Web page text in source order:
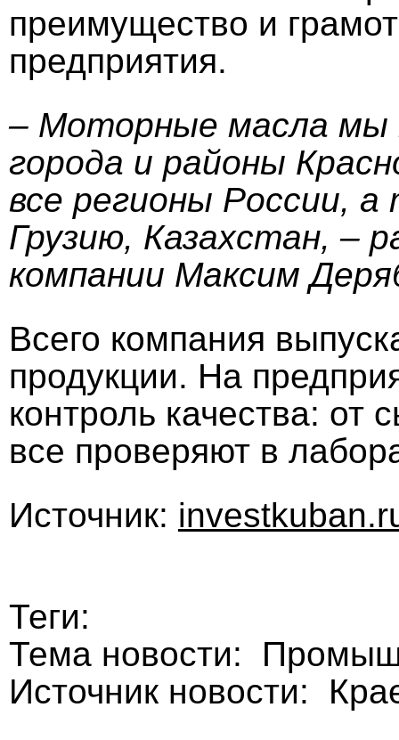
преимущество и
предприятия.
– Моторные масла мы
города и районы
все регионы России,
Грузию, Казахстан, –
компании Максим
Всего компания
продукции. На
контроль качества: от
все проверяют в
Источник:
Теги:
Тема новости:
Источник новости: